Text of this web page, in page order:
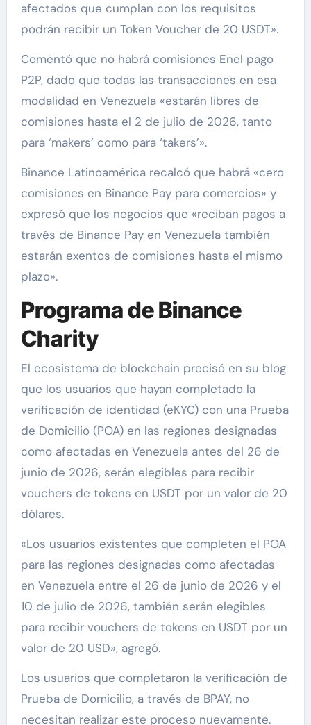
afectados que cumplan con los requisitos
podrán recibir un Token Voucher de 20 USDT».
Comentó que no habrá comisiones Enel pago
P2P, dado que todas las transacciones en esa
modalidad en Venezuela «estarán libres de
comisiones hasta el 2 de julio de 2026, tanto
para ‘makers’ como para ‘takers’».
Binance Latinoamérica recalcó que habrá «cero
comisiones en Binance Pay para comercios» y
expresó que los negocios que «reciban pagos a
través de Binance Pay en Venezuela también
estarán exentos de comisiones hasta el mismo
plazo».
Programa de Binance
Charity
El ecosistema de blockchain precisó en su blog
que los usuarios que hayan completado la
verificación de identidad (eKYC) con una Prueba
de Domicilio (POA) en las regiones designadas
como afectadas en Venezuela antes del 26 de
junio de 2026, serán elegibles para recibir
vouchers de tokens en USDT por un valor de 20
dólares.
«Los usuarios existentes que completen el POA
para las regiones designadas como afectadas
en Venezuela entre el 26 de junio de 2026 y el
10 de julio de 2026, también serán elegibles
para recibir vouchers de tokens en USDT por un
valor de 20 USD», agregó.
Los usuarios que completaron la verificación de
Prueba de Domicilio, a través de BPAY, no
necesitan realizar este proceso nuevamente.